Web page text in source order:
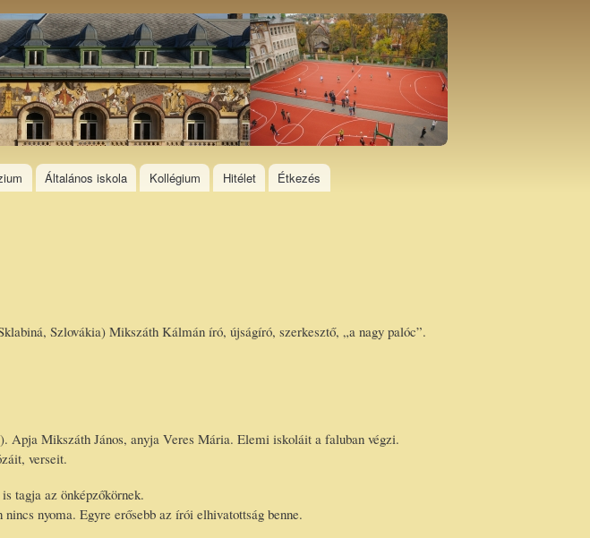
Általános iskola Kollégium Hitélet Étkezés
Szlovákia) Mikszáth Kálmán író, újságíró, szerkesztő, „a nagy palóc”.
Apja Mikszáth János, anyja Veres Mária. Elemi iskoláit a faluban végzi.
verseit.
tagja az önképzőkörnek.
nyoma. Egyre erősebb az írói elhivatottság benne.